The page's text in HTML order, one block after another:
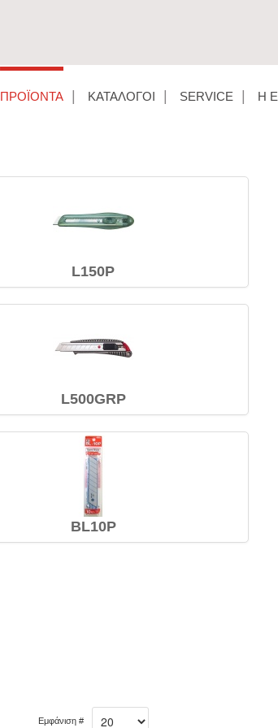
ΠΡΟΪΌΝΤΑ ΚΑΤΆΛΟΓΟΙ SERVICE Η
L150P
L500GRP
BL10P
Εμφάνιση #